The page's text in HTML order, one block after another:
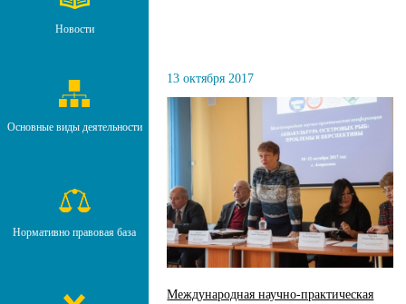
Новости
Основные виды деятельности
Нормативно правовая база
13 октября 2017
Международная научно-практическая